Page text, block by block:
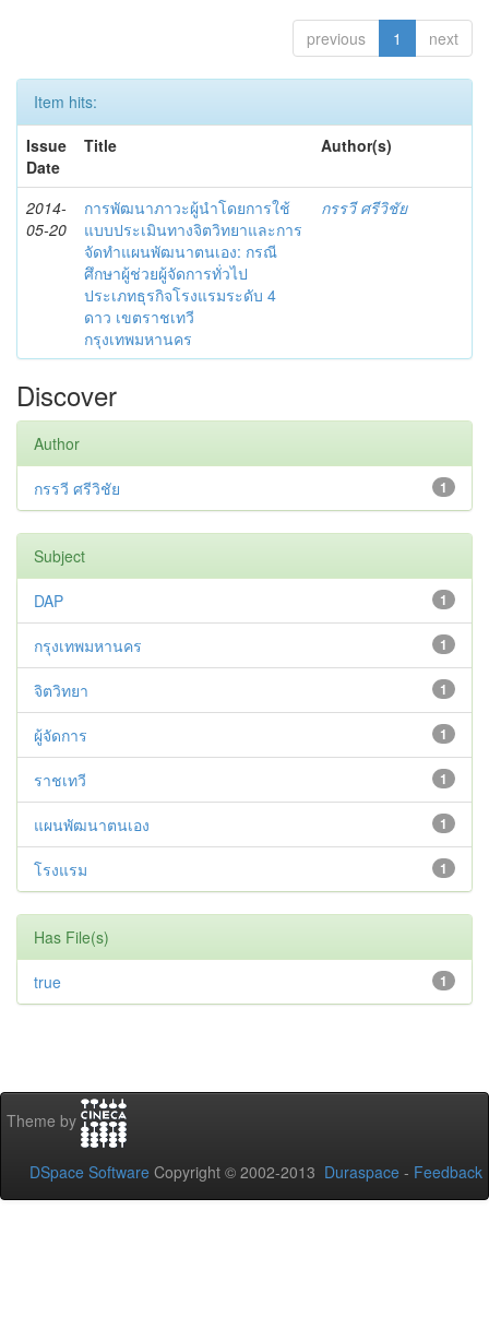
previous 1 next
Item hits:
Issue
Date
Title Author(s)
2014-
05-20
การพัฒนาภาวะผู้นำโดยการใช้
แบบประเมินทางจิตวิทยาและการ
จัดทำแผนพัฒนาตนเอง: กรณี
ศึกษาผู้ช่วยผู้จัดการทั่วไป
ประเภทธุรกิจโรงแรมระดับ 4
ดาว เขตราชเทวี
กรุงเทพมหานคร
กรรวี ศรีวิชัย
Discover
Author
1
กรรวี ศรีวิชัย
Subject
1
DAP
1
กรุงเทพมหานคร
1
จิตวิทยา
1
ผู้จัดการ
1
ราชเทวี
1
แผนพัฒนาตนเอง
1
โรงแรม
Has File(s)
1
true
Theme by
DSpace Software Copyright © 2002-2013 Duraspace - Feedback